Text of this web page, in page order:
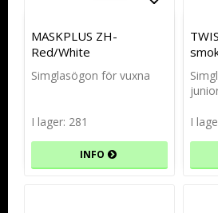
Lägg
Lägg
MASKPLUS ZH-
Red/White
Simglasögon för vuxna
I lager: 281
INFO
I